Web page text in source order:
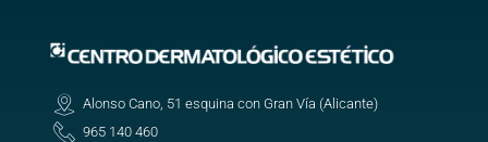
Alonso Cano, 51 esquina con Gran Vía (Alicante)
965 140 460